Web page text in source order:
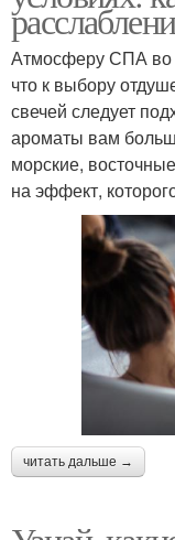
Атмосферу СПА во
что к выбору
свечей следует
ароматы вам
морские,
на эффект,
читать дальше →